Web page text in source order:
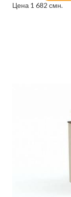
Цена 1 682 смн.